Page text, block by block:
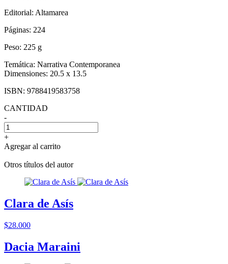
Editorial: Altamarea
Páginas: 224
Peso: 225 g
Temática: Narrativa Contemporanea
Dimensiones: 20.5 x 13.5
ISBN: 9788419583758
CANTIDAD
-
+
Agregar al carrito
Otros títulos del autor
Clara de Asís
$28.000
Dacia Maraini